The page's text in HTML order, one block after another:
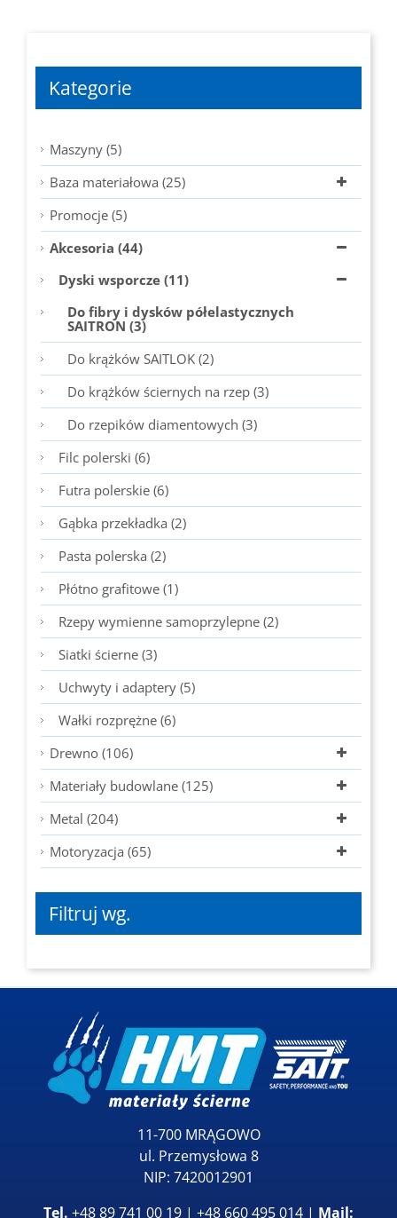
Kategorie
Maszyny (5)
Baza materiałowa (25)
Promocje (5)
Akcesoria (44)
Dyski wsporcze (11)
Do fibry i dysków półelastycznych
SAITRON (3)
Do krążków SAITLOK (2)
Do krążków ściernych na rzep (3)
Do rzepików diamentowych (3)
Filc polerski (6)
Futra polerskie (6)
Gąbka przekładka (2)
Pasta polerska (2)
Płótno grafitowe (1)
Rzepy wymienne samoprzylepne (2)
Siatki ścierne (3)
Uchwyty i adaptery (5)
Wałki rozprężne (6)
Drewno (106)
Materiały budowlane (125)
Metal (204)
Motoryzacja (65)
Filtruj wg.
11-700 MRĄGOWO
ul. Przemysłowa 8
NIP: 7420012901
Tel. +48 89 741 00 19 | +48 660 495 014 | Mail: